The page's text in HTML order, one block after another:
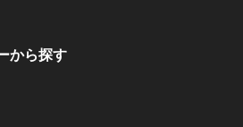
から探す